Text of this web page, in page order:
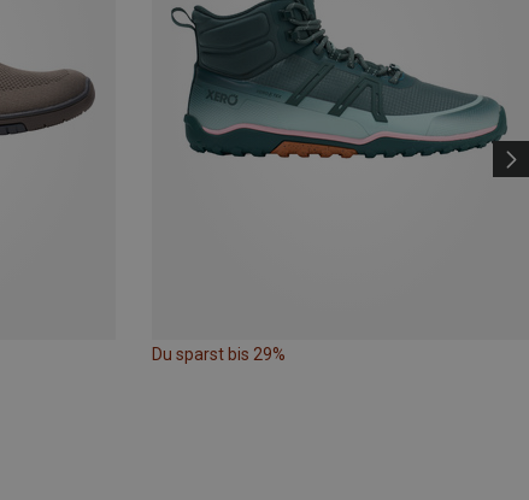
Du sparst bis 29%